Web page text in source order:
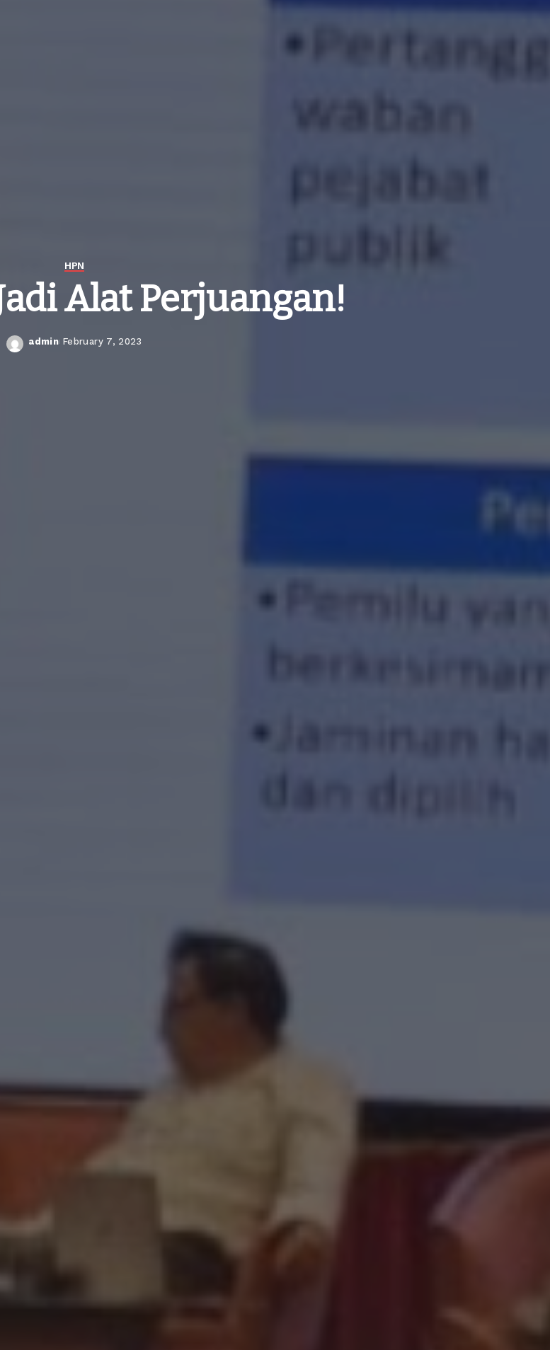
HPN
Alat Perjuangan!
admin February 7, 2023